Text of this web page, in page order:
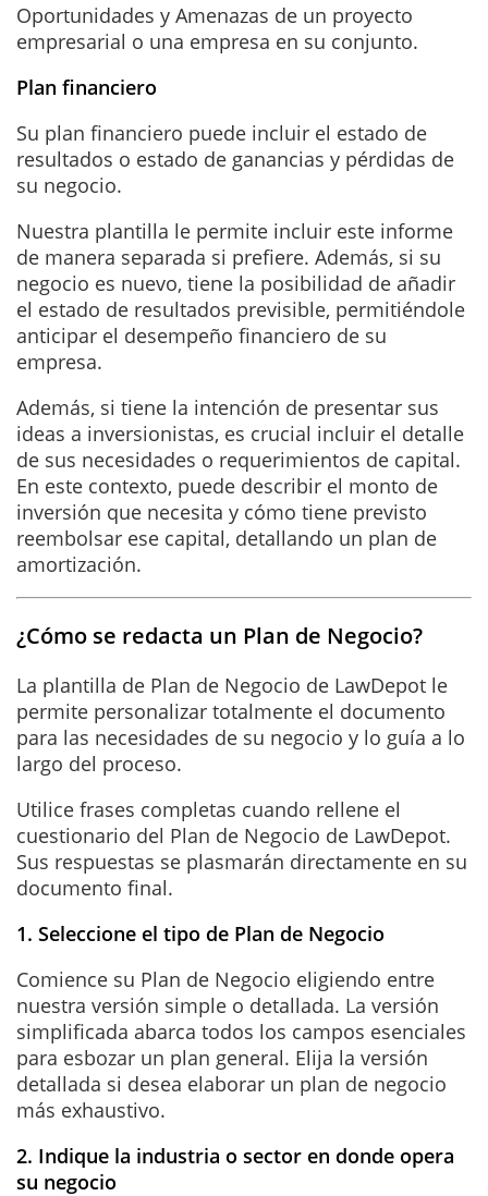
Oportunidades y Amenazas de un proyecto
empresarial o una empresa en su conjunto.
Plan financiero
Su plan financiero puede incluir el estado de
resultados o estado de ganancias y pérdidas de
su negocio.
Nuestra plantilla le permite incluir este informe
de manera separada si prefiere. Además, si su
negocio es nuevo, tiene la posibilidad de añadir
el estado de resultados previsible, permitiéndole
anticipar el desempeño financiero de su
empresa.
Además, si tiene la intención de presentar sus
ideas a inversionistas, es crucial incluir el detalle
de sus necesidades o requerimientos de capital.
En este contexto, puede describir el monto de
inversión que necesita y cómo tiene previsto
reembolsar ese capital, detallando un plan de
amortización.
¿Cómo se redacta un Plan de Negocio?
La plantilla de Plan de Negocio de LawDepot le
permite personalizar totalmente el documento
para las necesidades de su negocio y lo guía a lo
largo del proceso.
Utilice frases completas cuando rellene el
cuestionario del Plan de Negocio de LawDepot.
Sus respuestas se plasmarán directamente en su
documento final.
1. Seleccione el tipo de Plan de Negocio
Comience su Plan de Negocio eligiendo entre
nuestra versión simple o detallada. La versión
simplificada abarca todos los campos esenciales
para esbozar un plan general. Elija la versión
detallada si desea elaborar un plan de negocio
más exhaustivo.
2. Indique la industria o sector en donde opera
su negocio